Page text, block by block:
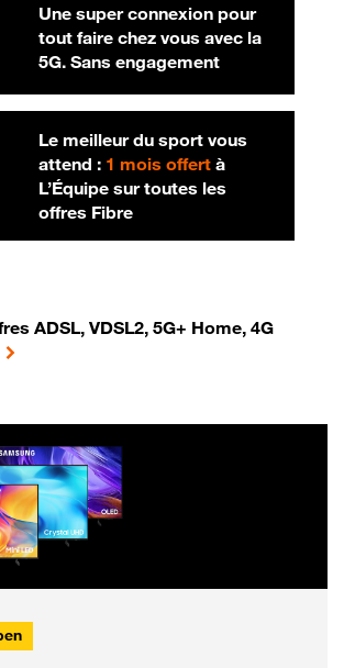
Une super connexion pour
tout faire chez vous avec la
5G. Sans engagement
Le meilleur du sport vous
attend : 1 mois offertà
L’Équipe sur toutes les
offres Fibre
ADSL, VDSL2, 5G+ Home, 4G